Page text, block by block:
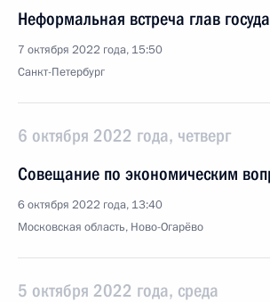
Неформальная встреча глав
7 октября 2022 года, 15:50
Санкт-Петербург
6 октября 2022 года, четверг
Совещание по экономическим
6 октября 2022 года, 13:40
Московская область, Ново-Огарёво
5 октября 2022 года, среда